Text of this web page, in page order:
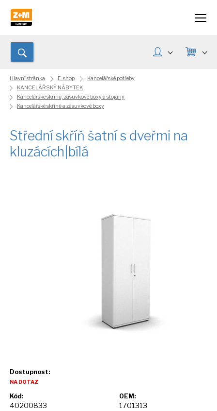
Hlavní stránka E-shop
Kancelářské potřeby
KANCELÁŘSKÝ NÁBYTEK
Kancelářské skříně, zásuvkové boxy a stojany
Kancelářské skříně a zásuvkové boxy
Střední skříň šatní s dveřmi na
kluzácích|bílá
Dostupnost:
NA DOTAZ
Kód:
40200833
OEM:
1701313